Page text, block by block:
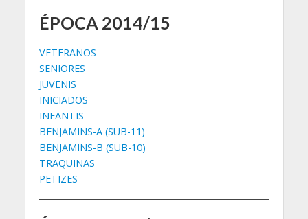
ÉPOCA 2014/15
VETERANOS
SENIORES
JUVENIS
INICIADOS
INFANTIS
BENJAMINS-A (SUB-11)
BENJAMINS-B (SUB-10)
TRAQUINAS
PETIZES